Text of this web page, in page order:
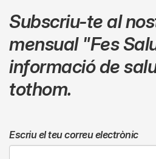
Subscriu-te al
mensual "Fes
informació de
tothom.
Escriu el teu correu electrònic